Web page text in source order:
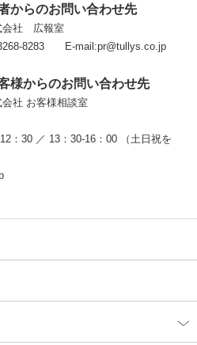
からのお問い合わせ先
会社 広報室
3268-8283 E-mail:pr@tullys.co.jp
様からのお問い合わせ先
社 お客様相談室
：30 ／ 13：30-16：00 （土日祝を